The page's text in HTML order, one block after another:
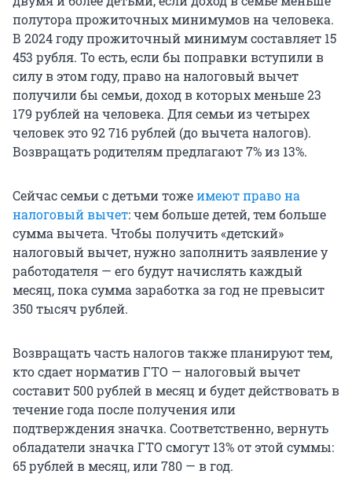
полутора прожиточных минимумов на человека.
В 2024 году прожиточный минимум составляет 15
453 рубля. То есть, если бы поправки вступили в
силу в этом году, право на налоговый вычет
получили бы семьи, доход в которых меньше 23
179 рублей на человека. Для семьи из четырех
человек это 92 716 рублей (до вычета налогов).
Возвращать родителям предлагают 7% из 13%.
Сейчас семьи с детьми тожеимеют право на
налоговый вычет: чем больше детей, тем больше
сумма вычета. Чтобы получить «детский»
налоговый вычет, нужно заполнить заявление у
работодателя — его будут начислять каждый
месяц, пока сумма заработка за год не превысит
350 тысяч рублей.
Возвращать часть налогов также планируют тем,
кто сдает норматив ГТО — налоговый вычет
составит 500 рублей в месяц и будет действовать в
течение года после получения или
подтверждения значка. Соответственно, вернуть
обладатели значка ГТО смогут 13% от этой суммы:
65 рублей в месяц, или 780 — в год.